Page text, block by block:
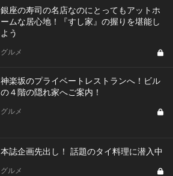
銀座の寿司の名店なのにとってもアットホ
ームな居心地！『すし家』の握りを堪能し
よう
グルメ
神楽坂のプライベートレストランへ！ビル
の４階の隠れ家へご案内！
グルメ
本誌企画先出し！ 話題のタイ料理に潜入中
グルメ